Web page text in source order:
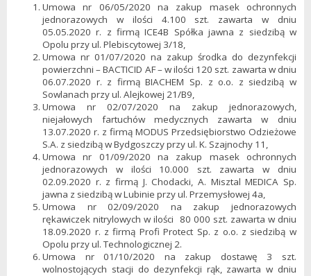
Umowa nr 06/05/2020 na zakup masek ochronnych
jednorazowych w ilości 4.100 szt. zawarta w dniu
05.05.2020 r. z firmą ICE4B Spółka jawna z siedzibą w
Opolu przy ul. Plebiscytowej 3/18,
Umowa nr 01/07/2020 na zakup środka do dezynfekcji
powierzchni – BACTICID AF – w ilości 120 szt. zawarta w dniu
06.07.2020 r. z firmą BIACHEM Sp. z o.o. z siedzibą w
Sowlanach przy ul. Alejkowej 21/B9,
Umowa nr 02/07/2020 na zakup jednorazowych,
niejałowych fartuchów medycznych zawarta w dniu
13.07.2020 r. z firmą MODUS Przedsiębiorstwo Odzieżowe
S.A. z siedzibą w Bydgoszczy przy ul. K. Szajnochy 11,
Umowa nr 01/09/2020 na zakup masek ochronnych
jednorazowych w ilości 10.000 szt. zawarta w dniu
02.09.2020 r. z firmą J. Chodacki, A. Misztal MEDICA Sp.
jawna z siedzibą w Lubinie przy ul. Przemysłowej 4a,
Umowa nr 02/09/2020 na zakup jednorazowych
rękawiczek nitrylowych w ilości 80 000 szt. zawarta w dniu
18.09.2020 r. z firmą Profi Protect Sp. z o.o. z siedzibą w
Opolu przy ul. Technologicznej 2.
Umowa nr 01/10/2020 na zakup dostawę 3 szt.
wolnostojących stacji do dezynfekcji rąk, zawarta w dniu